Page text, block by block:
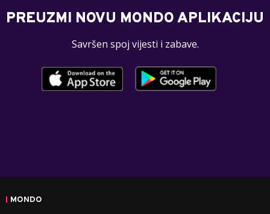
PREUZMI NOVU MONDO APLIKACIJU
Savršen spoj vijesti i zabave.
MONDO